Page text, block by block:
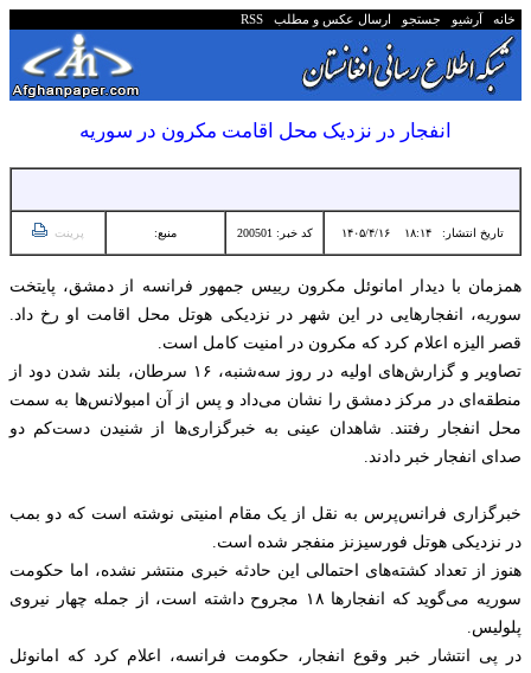
خانه آرشیو جستجو ارسال عکس و مطلب RSS
انفجار در نزدیک محل اقامت مکرون در سوریه
تاریخ انتشار:۱۸:۱۴ ۱۴۰۵/۴/۱۶ کد خبر: 200501 منبع: پرینت
همزمان با دیدار امانوئل مکرون رییس جمهور فرانسه از دمشق، پایتخت
سوریه، انفجارهایی در این شهر در نزدیکی هوتل محل اقامت او رخ داد.
قصر الیزه اعلام کرد که مکرون در امنیت کامل است.
تصاویر و گزارش‌های اولیه در روز سه‌شنبه، ۱۶ سرطان، بلند شدن دود از
منطقه‌ای در مرکز دمشق را نشان می‌‌داد و پس از آن امبولانس‌ها به سمت
محل انفجار رفتند. شاهدان عینی به خبرگزاری‌ها از شنیدن دست‌کم دو
صدای انفجار خبر دادند.
خبرگزاری فرانس‌پرس به نقل از یک مقام امنیتی نوشته است که دو بمب
در نزدیکی هوتل فورسیزنز منفجر شده است.
هنوز از تعداد کشته‌های احتمالی این حادثه خبری منتشر نشده، اما حکومت
سوریه می‌گوید که انفجارها ۱۸ مجروح داشته است، از جمله چهار نیروی
پلولیس.
در پی انتشار خبر وقوع انفجار، حکومت فرانسه، اعلام کرد که امانوئل